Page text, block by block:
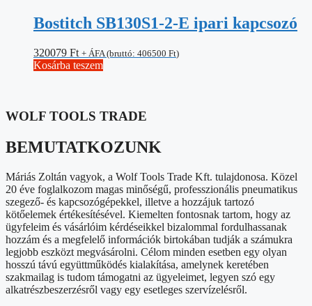
Bostitch SB130S1-2-E ipari kapcsozó
320079 Ft + ÁFA (bruttó: 406500 Ft)
Kosárba teszem
WOLF TOOLS TRADE
BEMUTATKOZUNK
Máriás Zoltán vagyok, a Wolf Tools Trade Kft. tulajdonosa. Közel
20 éve foglalkozom magas minőségű, professzionális pneumatikus
szegező- és kapcsozógépekkel, illetve a hozzájuk tartozó
kötőelemek értékesítésével. Kiemelten fontosnak tartom, hogy az
ügyfeleim és vásárlóim kérdéseikkel bizalommal fordulhassanak
hozzám és a megfelelő információk birtokában tudják a számukra
legjobb eszközt megvásárolni. Célom minden esetben egy olyan
hosszú távú együttműködés kialakítása, amelynek keretében
szakmailag is tudom támogatni az ügyeleimet, legyen szó egy
alkatrészbeszerzésről vagy egy esetleges szervízelésről.